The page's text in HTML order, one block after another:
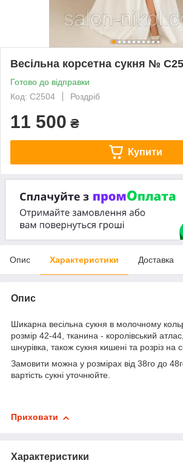
Весільна корсетна сукня №
Готово до відправки
Код: C2504
Роздріб
11 500 ₴
Купити
Опис Характеристики Доставка
Опис
Шикарна весільна сукня в молочному
розмір 42-44, тканина - королівський
шнурівка, також сукня кишені та розріз на
Замовити можна у розмірах від 38го до
вартість сукні уточнюйте.
Приховати
Характеристики